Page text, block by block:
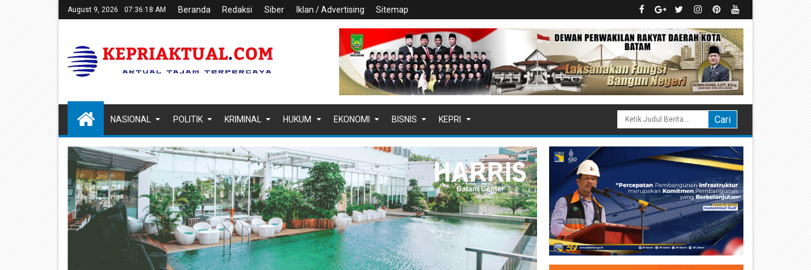
August 9, 2026 07:36:19 AM Beranda Redaksi Siber Iklan / Advertising Sitemap
NASIONAL POLITIK KRIMINAL HUKUM EKONOMI BISNIS KEPRI